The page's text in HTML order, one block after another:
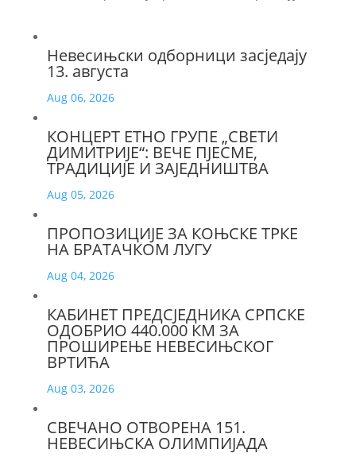
Невесињски одборници засједају
13. августа
Aug 06, 2026
КОНЦЕРТ ЕТНО ГРУПЕ „СВЕТИ
ДИМИТРИЈЕ“: ВЕЧЕ ПЈЕСМЕ,
ТРАДИЦИЈЕ И ЗАЈЕДНИШТВА
Aug 05, 2026
ПРОПОЗИЦИЈЕ ЗА КОЊСКЕ ТРКЕ
НА БРАТАЧКОМ ЛУГУ
Aug 04, 2026
КАБИНЕТ ПРЕДСЈЕДНИКА СРПСКЕ
ОДОБРИО 440.000 КМ ЗА
ПРОШИРЕЊЕ НЕВЕСИЊСКОГ
ВРТИЋА
Aug 03, 2026
СВЕЧАНО ОТВОРЕНА 151.
НЕВЕСИЊСКА ОЛИМПИЈАДА